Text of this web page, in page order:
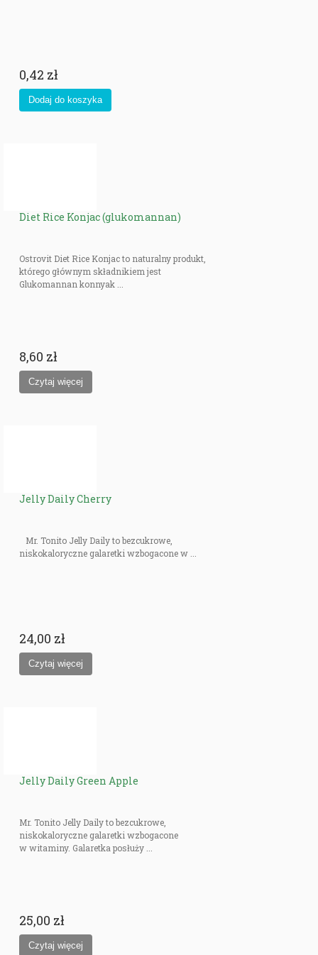
0,42 zł
Diet Rice Konjac (glukomannan)
Ostrovit Diet Rice Konjac to naturalny produkt,
którego głównym składnikiem jest
Glukomannan konnyak ...
8,60 zł
Jelly Daily Cherry
Mr. Tonito Jelly Daily to bezcukrowe,
niskokaloryczne galaretki wzbogacone w ...
24,00 zł
Jelly Daily Green Apple
Mr. Tonito Jelly Daily to bezcukrowe,
niskokaloryczne galaretki wzbogacone
w witaminy. Galaretka posłuży ...
25,00 zł